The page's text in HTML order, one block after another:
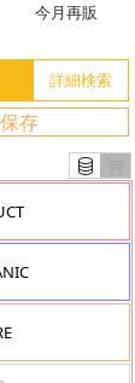
今月再販
存